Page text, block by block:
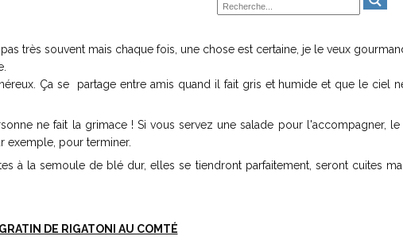
très souvent mais chaque fois, une chose est certaine, je le veux
Ça se partage entre amis quand il fait gris et humide et que le ciel
ne fait la grimace ! Si vous servez une salade pour l'accompagner, le
exemple, pour terminer.
à la semoule de blé dur, elles se tiendront parfaitement, seront cuites
GRATIN DE RIGATONI AU COMTÉ